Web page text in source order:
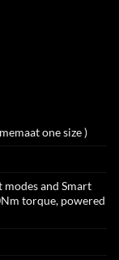
one size )
and Smart
torque, powered